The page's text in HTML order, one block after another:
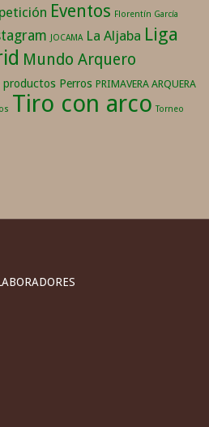
Eventos Florentín García
JOCAMA La Aljaba Liga
Mundo Arquero
productos Perros PRIMAVERA ARQUERA
Tiro con arco Torneo